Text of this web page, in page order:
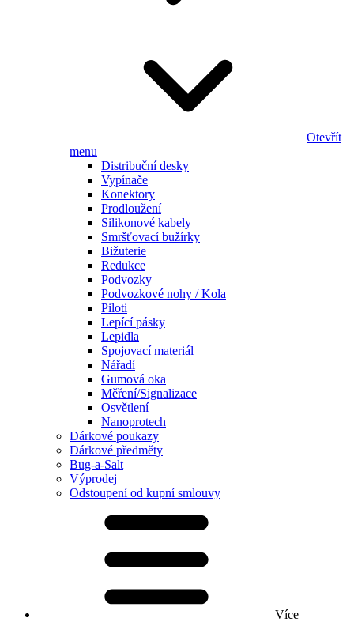
Otevřít
menu
Distribuční desky
Vypínače
Konektory
Prodloužení
Silikonové kabely
Smršťovací bužírky
Bižuterie
Redukce
Podvozky
Podvozkové nohy / Kola
Piloti
Lepící pásky
Lepidla
Spojovací materiál
Nářadí
Gumová oka
Měření/Signalizace
Osvětlení
Nanoprotech
Dárkové poukazy
Dárkové předměty
Bug-a-Salt
Výprodej
Odstoupení od kupní smlouvy
Více